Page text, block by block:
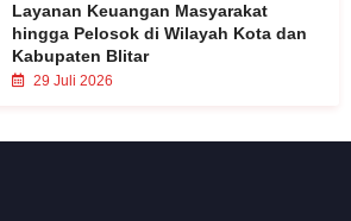
Layanan Keuangan Masyarakat
hingga Pelosok di Wilayah Kota dan
Kabupaten Blitar
29 Juli 2026